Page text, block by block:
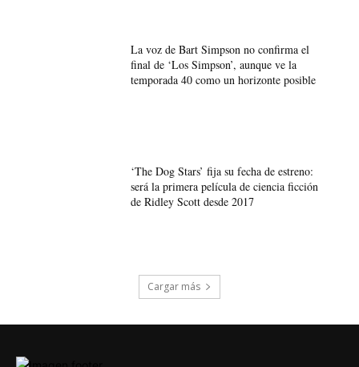
La voz de Bart Simpson no confirma el
final de ‘Los Simpson’, aunque ve la
temporada 40 como un horizonte posible
‘The Dog Stars’ fija su fecha de estreno:
será la primera película de ciencia ficción
de Ridley Scott desde 2017
Cargar más